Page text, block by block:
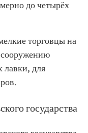
до четырёх
торговцы на
для
государства